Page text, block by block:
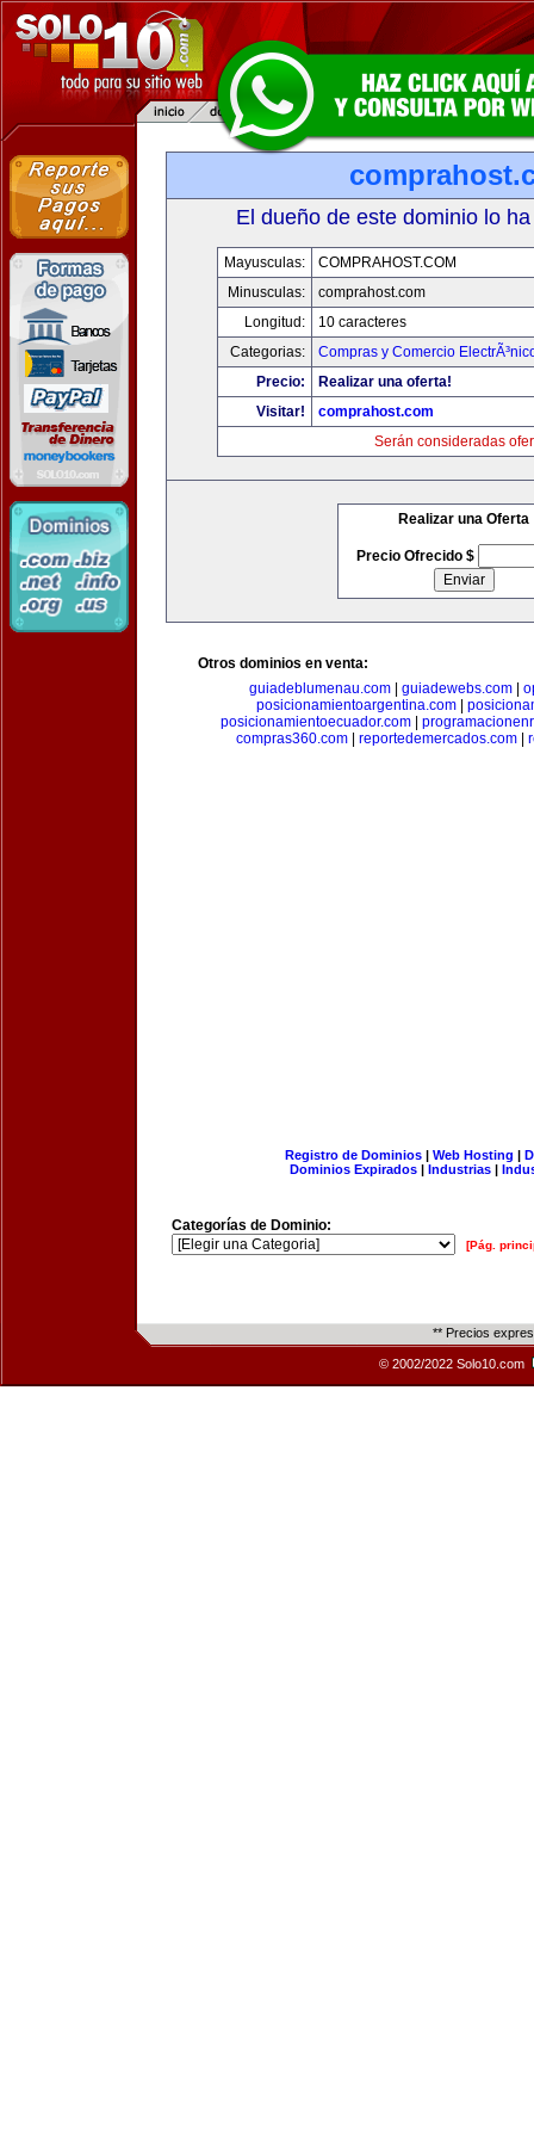
El dueño de este dominio lo
Mayusculas:
COMPRAHOST.COM
Minusculas:
comprahost.com
Longitud:
10 caracteres
Categorias:
Compras y Comercio
Precio:
Realizar una oferta!
Visitar!
comprahost.com
Serán consideradas
Realizar una Oferta
Precio Ofrecido $
Otros dominios en venta:
guiadeblumenau.com| guiadewebs.com|
posicionamientoargentina.com|
posicionamientoecuador.com
compras360.com
reportedemercados.com
Registro de Dominios| Web Hosting |
Dominios Expirados | Industrias |
Categorías de Dominio:
[Pág.
** Precios
© 2002/2022 Solo10.com